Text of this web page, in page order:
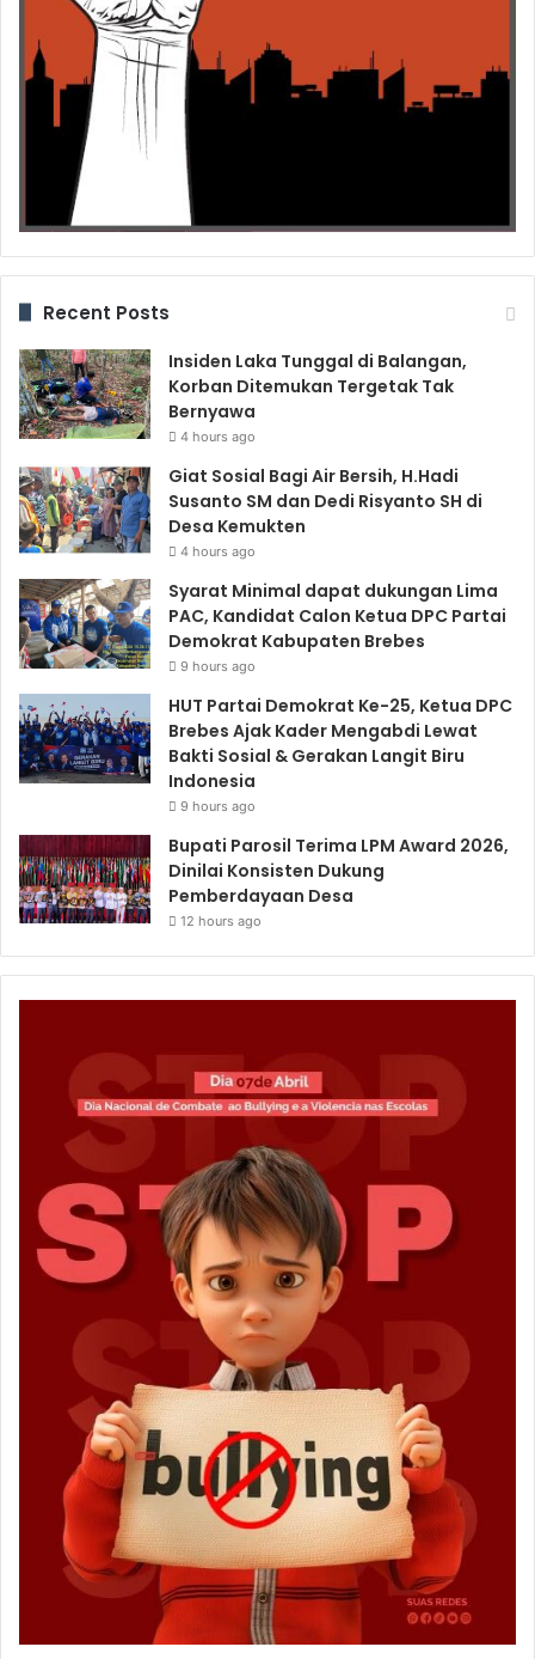
Recent Posts
Insiden Laka Tunggal di Balangan,
Korban Ditemukan Tergetak Tak
Bernyawa
4 hours ago
Giat Sosial Bagi Air Bersih, H.Hadi
Susanto SM dan Dedi Risyanto SH di
Desa Kemukten
4 hours ago
Syarat Minimal dapat dukungan Lima
PAC, Kandidat Calon Ketua DPC Partai
Demokrat Kabupaten Brebes
9 hours ago
HUT Partai Demokrat Ke-25, Ketua DPC
Brebes Ajak Kader Mengabdi Lewat
Bakti Sosial & Gerakan Langit Biru
Indonesia
9 hours ago
Bupati Parosil Terima LPM Award 2026,
Dinilai Konsisten Dukung
Pemberdayaan Desa
12 hours ago